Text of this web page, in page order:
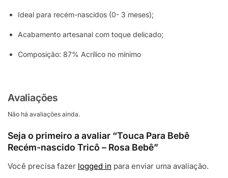
Ideal para recém-nascidos (0- 3 meses);
Acabamento artesanal com toque delicado;
Composição: 87% Acrílico no mínimo
Avaliações
Não há avaliações ainda.
Seja o primeiro a avaliar “Touca Para Bebê
Recém-nascido Tricô – Rosa Bebê”
Você precisa fazer logged in para enviar uma avaliação.